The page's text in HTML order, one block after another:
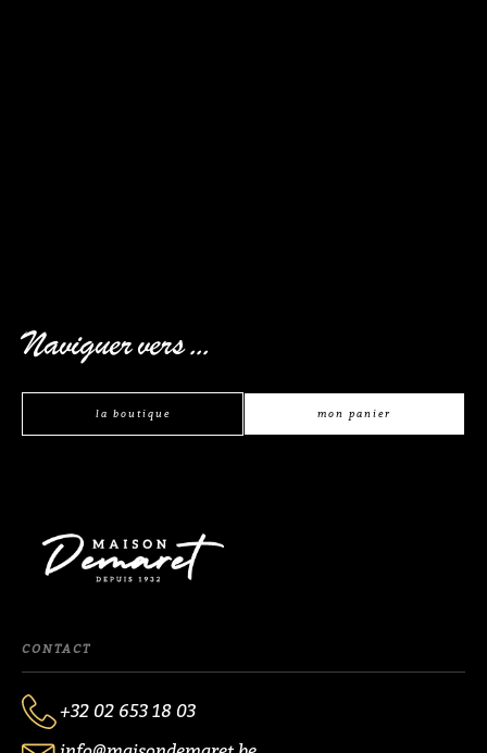
Naviguer vers ...
la boutique mon panier
CONTACT
+32 02 653 18 03